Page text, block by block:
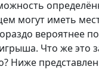
могут иметь
вероятнее
Что же это
Ниже